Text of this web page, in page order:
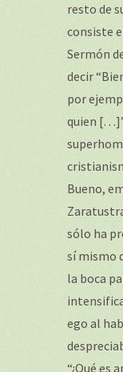
resto de
consiste
Sermón
decir
por
quien
Bueno,
sólo ha
sí mismo
la boca
ego al
“¿Qué es